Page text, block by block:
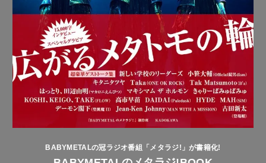
BABYMETALの冠ラジオ番組「メタラジ!」が書籍化!